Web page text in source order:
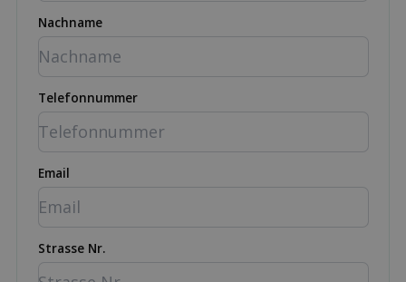
Nachname
Telefonnummer
Email
Strasse Nr.